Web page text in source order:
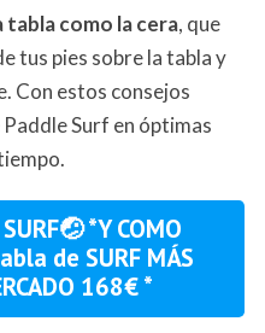
como la cera, que
tus pies sobre la tabla y
Con estos consejos
Surf en óptimas
*Y COMO
de SURF MÁS
168€ *